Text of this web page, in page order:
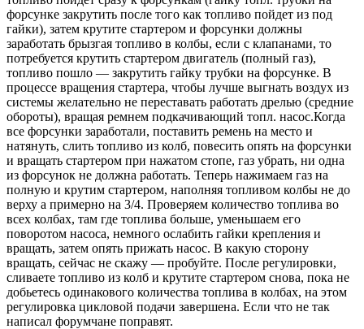
форсунке закрутить после того как топливо пойдет из под
гайки), затем крутите стартером и форсунки должны
заработать брызгая топливо в колбы, если с клапанами, то
потребуется крутить стартером двигатель (полный газ),
топливо пошло — закрутить гайку трубки на форсунке. В
процессе вращения стартера, чтобы лучше выгнать воздух из
системы желательно не переставать работать дрелью (средние
обороты), вращая ремнем подкачивающий топл. насос.Когда
все форсунки заработали, поставить ремень на место и
натянуть, слить топливо из колб, повесить опять на форсунки
и вращать стартером при нажатом стопе, газ убрать, ни одна
из форсунок не должна работать. Теперь нажимаем газ на
полную и крутим стартером, наполняя топливом колбы не до
верху а примерно на 3/4. Проверяем количество топлива во
всех колбах, там где топлива больше, уменьшаем его
поворотом насоса, немного ослабить гайки крепления и
вращать, затем опять прижать насос. В какую сторону
вращать, сейчас не скажу — пробуйте. После регулировки,
сливаете топливо из колб и крутите стартером снова, пока не
добьетесь одинакового количества топлива в колбах, на этом
регулировка цикловой подачи завершена. Если что не так
написал форумчане поправят.